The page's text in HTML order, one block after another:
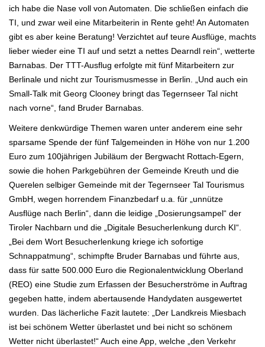
ich habe die Nase voll von Automaten. Die schließen einfach die
TI, und zwar weil eine Mitarbeiterin in Rente geht! An Automaten
gibt es aber keine Beratung! Verzichtet auf teure Ausflüge, machts
lieber wieder eine TI auf und setzt a nettes Dearndl rein“, wetterte
Barnabas. Der TTT-Ausflug erfolgte mit fünf Mitarbeitern zur
Berlinale und nicht zur Tourismusmesse in Berlin. „Und auch ein
Small-Talk mit Georg Clooney bringt das Tegernseer Tal nicht
nach vorne“, fand Bruder Barnabas.
Weitere denkwürdige Themen waren unter anderem eine sehr
sparsame Spende der fünf Talgemeinden in Höhe von nur 1.200
Euro zum 100jährigen Jubiläum der Bergwacht Rottach-Egern,
sowie die hohen Parkgebühren der Gemeinde Kreuth und die
Querelen selbiger Gemeinde mit der Tegernseer Tal Tourismus
GmbH, wegen horrendem Finanzbedarf u.a. für „unnütze
Ausflüge nach Berlin“, dann die leidige „Dosierungsampel“ der
Tiroler Nachbarn und die „Digitale Besucherlenkung durch KI“.
„Bei dem Wort Besucherlenkung kriege ich sofortige
Schnappatmung“, schimpfte Bruder Barnabas und führte aus,
dass für satte 500.000 Euro die Regionalentwicklung Oberland
(REO) eine Studie zum Erfassen der Besucherströme in Auftrag
gegeben hatte, indem abertausende Handydaten ausgewertet
wurden. Das lächerliche Fazit lautete: „Der Landkreis Miesbach
ist bei schönem Wetter überlastet und bei nicht so schönem
Wetter nicht überlastet!“ Auch eine App, welche „den Verkehr